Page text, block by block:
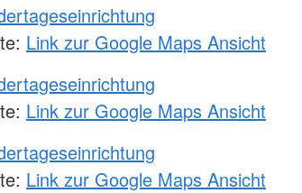
Link zur Google Maps Ansicht
Link zur Google Maps Ansicht
Link zur Google Maps Ansicht